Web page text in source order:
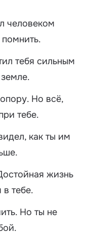
человеком
тебя сильным
Но всё,
тебе.
как ты им
жизнь
тебе.
Но ты не